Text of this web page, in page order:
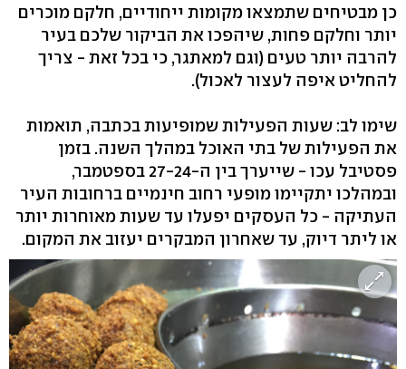
כן מבטיחים שתמצאו מקומות ייחודיים, חלקם מוכרים
יותר וחלקם פחות, שיהפכו את הביקור שלכם בעיר
להרבה יותר טעים (וגם למאתגר, כי בכל זאת - צריך
להחליט איפה לעצור לאכול).
שימו לב: שעות הפעילות שמופיעות בכתבה, תואמות
את הפעילות של בתי האוכל במהלך השנה. בזמן
פסטיבל עכו - שייערך בין ה-27-24 בספטמבר,
ובמהלכו יתקיימו מופעי רחוב חינמיים ברחובות העיר
העתיקה - כל העסקים יפעלו עד שעות מאוחרות יותר
או ליתר דיוק, עד שאחרון המבקרים יעזוב את המקום.